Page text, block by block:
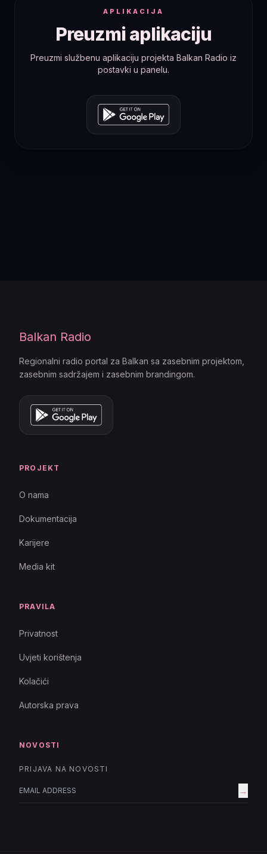
APLIKACIJA
Preuzmi aplikaciju
Preuzmi službenu aplikaciju projekta Balkan Radio iz
postavki u panelu.
Balkan Radio
Regionalni radio portal za Balkan sa zasebnim projektom,
zasebnim sadržajem i zasebnim brandingom.
PROJEKT
O nama
Dokumentacija
Karijere
Media kit
PRAVILA
Privatnost
Uvjeti korištenja
Kolačići
Autorska prava
NOVOSTI
PRIJAVA NA NOVOSTI
→